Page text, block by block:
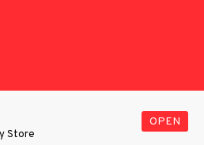
reserved. No text and
Store
OPEN